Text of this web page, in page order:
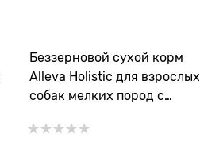
Беззерновой сухой корм
Alleva Holistic для взрослых
собак мелких пород с
& Venison Adult Mini)